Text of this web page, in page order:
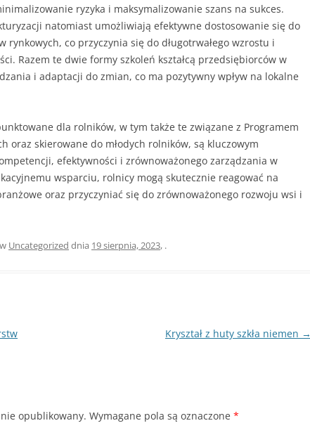
ryzyka i maksymalizowanie szans na sukces.
natomiast umożliwiają efektywne dostosowanie się do
rynkowych, co przyczynia się do długotrwałego wzrostu i
Razem te dwie formy szkoleń kształcą przedsiębiorców w
i adaptacji do zmian, co ma pozytywny wpływ na lokalne
dla rolników, w tym także te związane z Programem
oraz skierowane do młodych rolników, są kluczowym
efektywności i zrównoważonego zarządzania w
wsparciu, rolnicy mogą skutecznie reagować na
oraz przyczyniać się do zrównoważonego rozwoju wsi i
Uncategorized dnia 19 sierpnia, 2023, .
Kryształ z huty szkła niemen →
opublikowany. Wymagane pola są oznaczone *